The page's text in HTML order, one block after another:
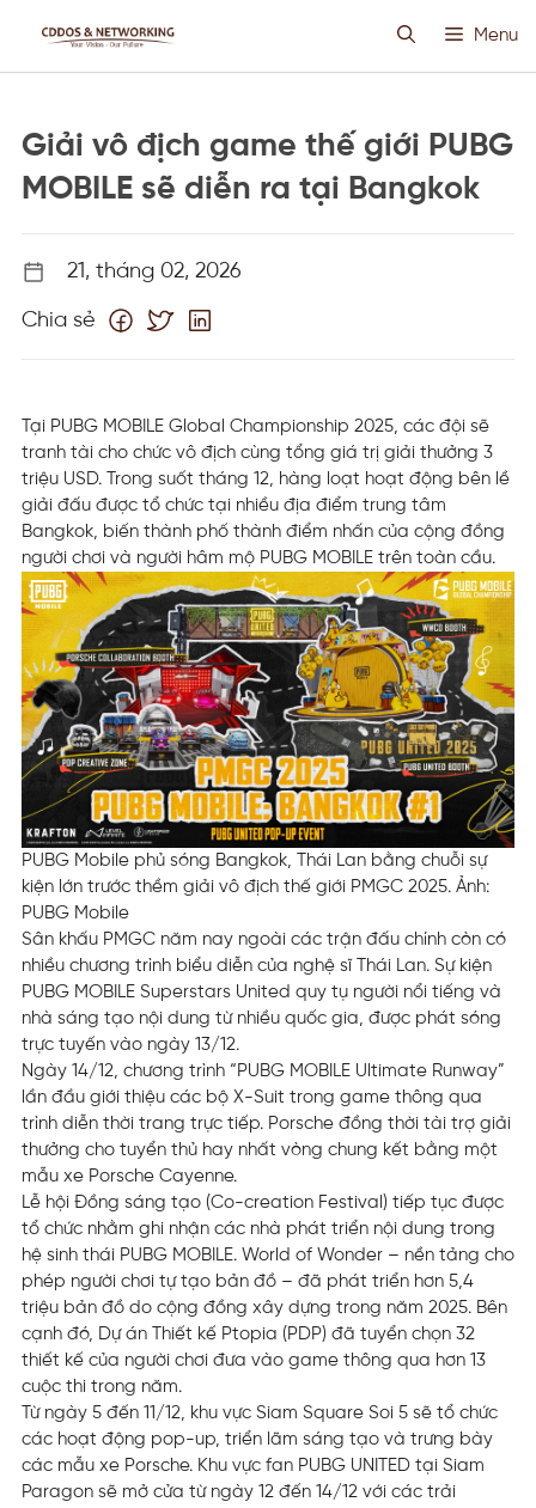
Menu
CLOUD VPS
PROXY CUSTOM
Giải vô địch game thế giới PUBG
MOBILE sẽ diễn ra tại Bangkok
21, tháng 02, 2026
Chia sẻ
Tại PUBG MOBILE Global Championship 2025, các đội sẽ
tranh tài cho chức vô địch cùng tổng giá trị giải thưởng 3
triệu USD. Trong suốt tháng 12, hàng loạt hoạt động bên lề
giải đấu được tổ chức tại nhiều địa điểm trung tâm
Bangkok, biến thành phố thành điểm nhấn của cộng đồng
người chơi và người hâm mộ PUBG MOBILE trên toàn cầu.
PUBG Mobile phủ sóng Bangkok, Thái Lan bằng chuỗi sự
kiện lớn trước thềm giải vô địch thế giới PMGC 2025. Ảnh:
PUBG Mobile
Sân khấu PMGC năm nay ngoài các trận đấu chính còn có
nhiều chương trình biểu diễn của nghệ sĩ Thái Lan. Sự kiện
PUBG MOBILE Superstars United quy tụ người nổi tiếng và
nhà sáng tạo nội dung từ nhiều quốc gia, được phát sóng
trực tuyến vào ngày 13/12.
Ngày 14/12, chương trình “PUBG MOBILE Ultimate Runway”
lần đầu giới thiệu các bộ X-Suit trong game thông qua
trình diễn thời trang trực tiếp. Porsche đồng thời tài trợ giải
thưởng cho tuyển thủ hay nhất vòng chung kết bằng một
mẫu xe Porsche Cayenne.
Lễ hội Đồng sáng tạo (Co-creation Festival) tiếp tục được
tổ chức nhằm ghi nhận các nhà phát triển nội dung trong
hệ sinh thái PUBG MOBILE. World of Wonder – nền tảng cho
phép người chơi tự tạo bản đồ – đã phát triển hơn 5,4
triệu bản đồ do cộng đồng xây dựng trong năm 2025. Bên
cạnh đó, Dự án Thiết kế Ptopia (PDP) đã tuyển chọn 32
thiết kế của người chơi đưa vào game thông qua hơn 13
cuộc thi trong năm.
Từ ngày 5 đến 11/12, khu vực Siam Square Soi 5 sẽ tổ chức
các hoạt động pop-up, triển lãm sáng tạo và trưng bày
các mẫu xe Porsche. Khu vực fan PUBG UNITED tại Siam
Paragon sẽ mở cửa từ ngày 12 đến 14/12 với các trải